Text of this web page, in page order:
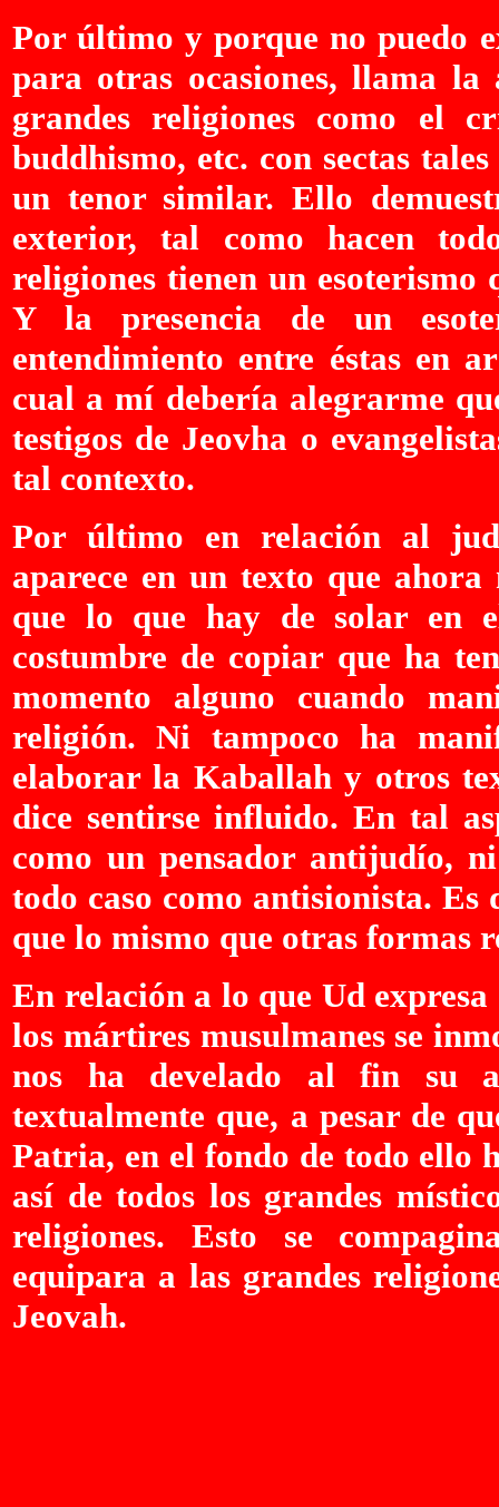
Por último y porque no puedo
para otras ocasiones, llama
grandes religiones como el
buddhismo, etc. con sectas
un tenor similar. Ello
exterior, tal como hacen
religiones tienen un esoterismo
Y la presencia de un
entendimiento entre éstas en
cual a mí debería alegrarme
testigos de Jeovha o
tal contexto.
Por último en relación al
aparece en un texto que
que lo que hay de solar en
costumbre de copiar que ha
momento alguno cuando
religión. Ni tampoco ha
elaborar la Kaballah y otros
dice sentirse influido. En tal
como un pensador antijudío,
todo caso como antisionista.
que lo mismo que otras formas
En relación a lo que Ud
los mártires musulmanes se
nos ha develado al fin su
textualmente que, a pesar de
Patria, en el fondo de todo ello
así de todos los grandes
religiones. Esto se
equipara a las grandes
Jeovah.